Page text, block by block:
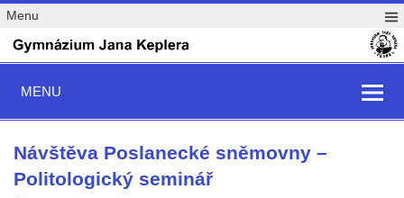
Menu
MENU
Návštěva Poslanecké sněmovny –
Politologický seminář